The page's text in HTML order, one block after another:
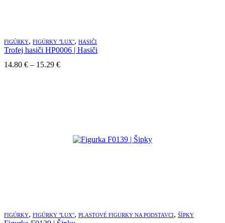
FIGÚRKY, FIGÚRKY "LUX", HASIČI
Trofej hasiči HP0006 | Hasiči
14.80 € – 15.29 €Price
FIGÚRKY, FIGÚRKY "LUX", PLASTOVÉ FIGURKY NA PODSTAVCI, ŠÍPKY